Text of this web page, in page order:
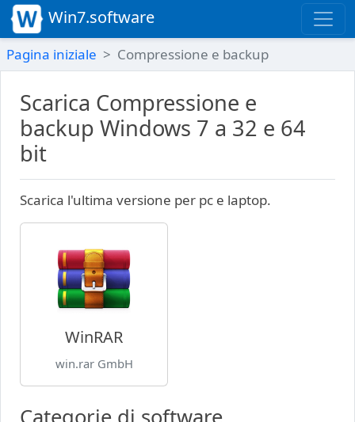
Win7.software
Pagina iniziale Compressione e backup
Scarica Compressione e
backup Windows 7 a 32 e 64
bit
Scarica l'ultima versione per pc e laptop.
WinRAR
win.rar GmbH